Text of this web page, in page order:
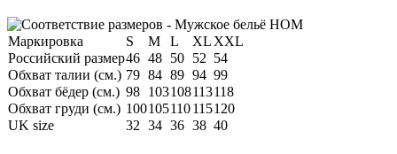
Маркировка S M L XL XXL
Российский размер46 48 50 52 54
Обхват талии (см.) 79 84 89 94 99
Обхват бёдер (см.) 98 103108113118
Обхват груди (см.) 100105110115120
UK size
32 34 36 38 40